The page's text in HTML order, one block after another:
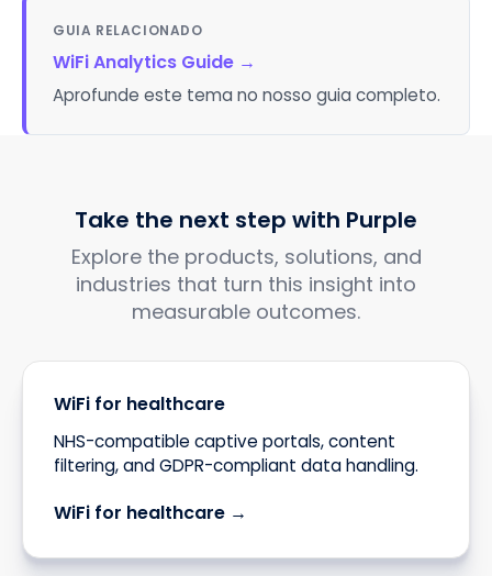
GUIA RELACIONADO
WiFi Analytics Guide →
Aprofunde este tema no nosso guia completo.
Take the next step with Purple
Explore the products, solutions, and
industries that turn this insight into
measurable outcomes.
WiFi for healthcare
NHS-compatible captive portals, content
filtering, and GDPR-compliant data handling.
WiFi for healthcare →